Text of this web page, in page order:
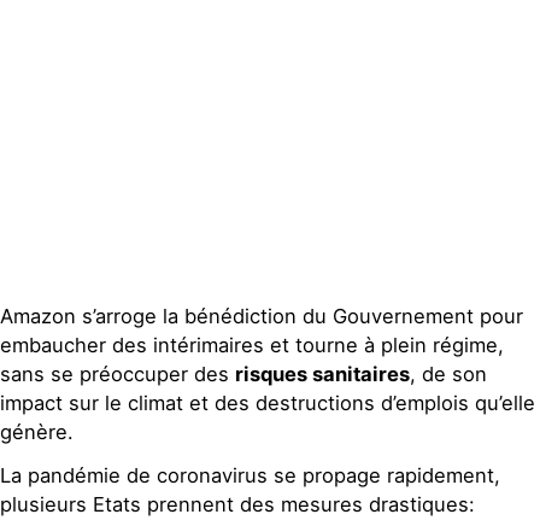
Amazon s’arroge la bénédiction du Gouvernement pour
embaucher des intérimaires et tourne à plein régime,
sans se préoccuper des risques sanitaires, de son
impact sur le climat et des destructions d’emplois qu’elle
génère.
La pandémie de coronavirus se propage rapidement,
plusieurs Etats prennent des mesures drastiques: